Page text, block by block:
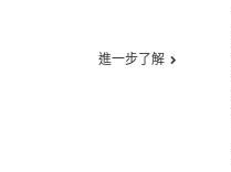
進一步了解